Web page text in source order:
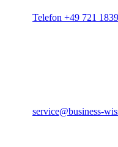
Telefon +49 721
service@business-